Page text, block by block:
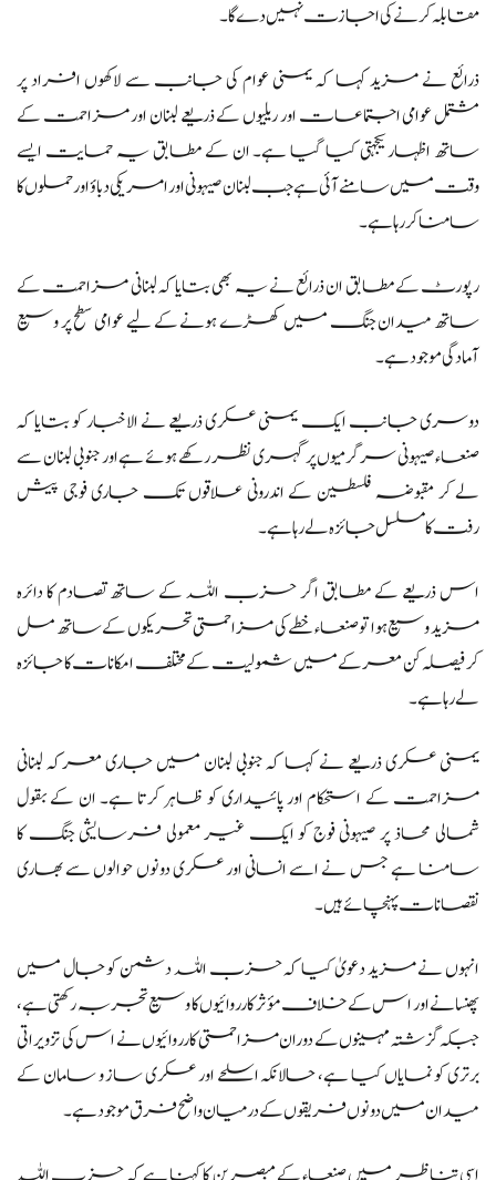
مقابلہ کرنے کی اجازت نہیں دے گا۔
ذرائع نے مزید کہا کہ یمنی عوام کی جانب سے لاکھوں افراد پر
مشتمل عوامی اجتماعات اور ریلیوں کے ذریعے لبنان اور مزاحمت کے
ساتھ اظہار یکجہتی کیا گیا ہے۔ ان کے مطابق یہ حمایت ایسے
وقت میں سامنے آئی ہے جب لبنان صیہونی اور امریکی دباؤ اور حملوں کا
سامنا کر رہا ہے۔
رپورٹ کے مطابق ان ذرائع نے یہ بھی بتایا کہ لبنانی مزاحمت کے
ساتھ میدان جنگ میں کھڑے ہونے کے لیے عوامی سطح پر وسیع
آمادگی موجود ہے۔
دوسری جانب ایک یمنی عسکری ذریعے نے الاخبار کو بتایا کہ
صنعاء صیہونی سرگرمیوں پر گہری نظر رکھے ہوئے ہے اور جنوبی لبنان سے
لے کر مقبوضہ فلسطین کے اندرونی علاقوں تک جاری فوجی پیش
رفت کا مسلسل جائزہ لے رہا ہے۔
اس ذریعے کے مطابق اگر حزب اللہ کے ساتھ تصادم کا دائرہ
مزید وسیع ہوا تو صنعاء خطے کی مزاحمتی تحریکوں کے ساتھ مل
کر فیصلہ کن معرکے میں شمولیت کے مختلف امکانات کا جائزہ
لے رہا ہے۔
یمنی عسکری ذریعے نے کہا کہ جنوبی لبنان میں جاری معرکہ لبنانی
مزاحمت کے استحکام اور پائیداری کو ظاہر کرتا ہے۔ ان کے بقول
شمالی محاذ پر صیہونی فوج کو ایک غیر معمولی فرسایشی جنگ کا
سامنا ہے جس نے اسے انسانی اور عسکری دونوں حوالوں سے بھاری
نقصانات پہنچائے ہیں۔
انہوں نے مزید دعویٰ کیا کہ حزب اللہ دشمن کو جال میں
پھنسانے اور اس کے خلاف مؤثر کارروائیوں کا وسیع تجربہ رکھتی ہے،
جبکہ گزشتہ مہینوں کے دوران مزاحمتی کارروائیوں نے اس کی تزویراتی
برتری کو نمایاں کیا ہے، حالانکہ اسلحے اور عسکری ساز و سامان کے
میدان میں دونوں فریقوں کے درمیان واضح فرق موجود ہے۔